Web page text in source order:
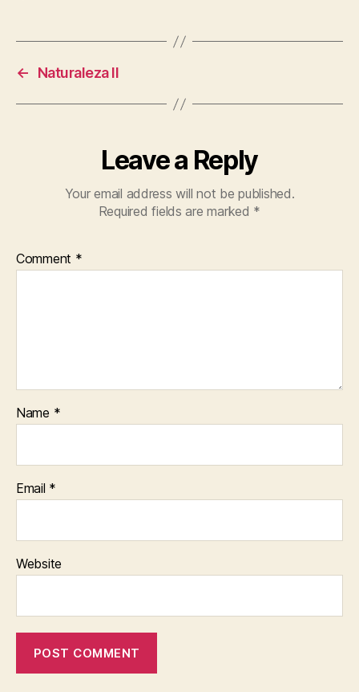
← Naturaleza II
Leave a Reply
Your email address will not be published.
Required fields are marked *
Comment *
Name *
Email *
Website